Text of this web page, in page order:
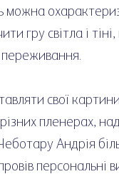
можна
гру світла і
переживання.
свої
пленерах,
Андрія
персональні